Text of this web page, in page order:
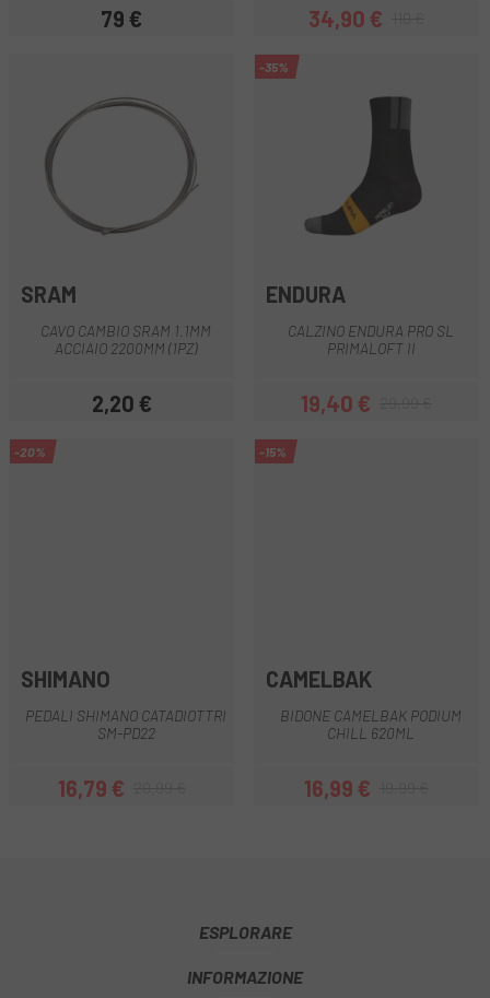
Prezzo
79 € Prezzo
34,90 €Prezzo base
SRAM
CAVO CAMBIO SRAM 1.1MM
ACCIAIO 2200MM (1PZ)
Prezzo
2,20 €
-35%
ENDURA
CALZINO ENDURA PRO SL
PRIMALOFT II
Prezzo
19,40 €Prezzo base
-20%
SHIMANO
PEDALI SHIMANO CATADIOTTRI
SM-PD22
Prezzo
16,79 €Prezzo base
-15%
CAMELBAK
BIDONE CAMELBAK PODIUM
CHILL 620ML
Prezzo
16,99 €Prezzo base
ESPLORARE
INFORMAZIONE